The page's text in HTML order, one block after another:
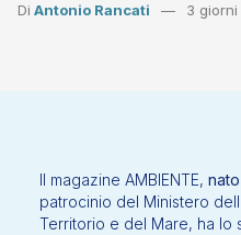
Di Antonio Rancati 3 giorni
Il magazine AMBIENTE,
patrocinio del Ministero
Territorio e del Mare, ha lo